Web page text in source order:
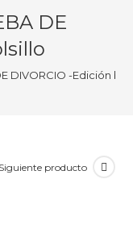
DE
DIVORCIO -Edición
Siguiente producto